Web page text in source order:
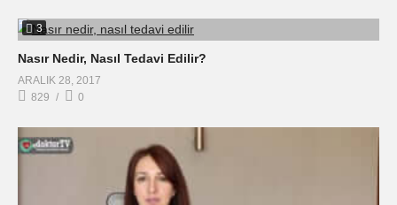
3
Nasır Nedir, Nasıl Tedavi Edilir?
ARALIK 28, 2017
829
0